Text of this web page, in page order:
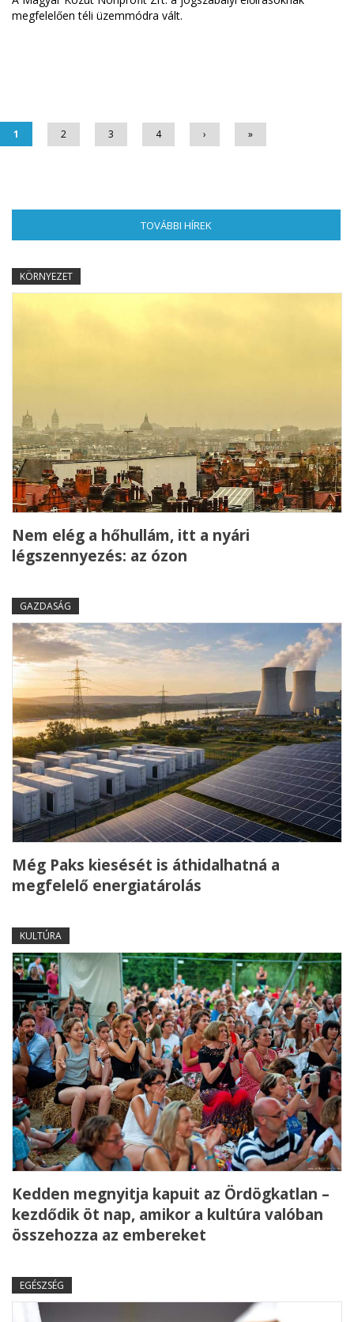
megfelelően téli üzemmódra vált.
1 2 3 4 › »
TOVÁBBI HÍREK
KÖRNYEZET
Nem elég a hőhullám, itt a nyári
légszennyezés: az ózon
GAZDASÁG
Még Paks kiesését is áthidalhatná a
megfelelő energiatárolás
KULTÚRA
Kedden megnyitja kapuit az Ördögkatlan –
kezdődik öt nap, amikor a kultúra valóban
összehozza az embereket
EGÉSZSÉG